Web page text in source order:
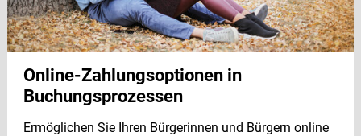
Online-Zahlungsoptionen in
Buchungsprozessen
Ermöglichen Sie Ihren Bürgerinnen und Bürgern online